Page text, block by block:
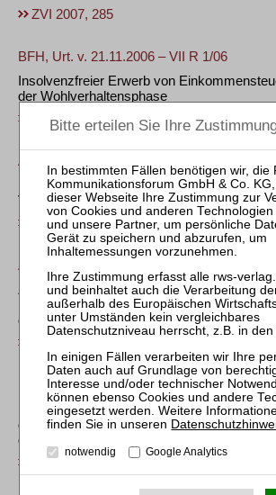
ZVI 2007, 285
BFH, Urt. v. 21.11.2006 – VII R 1/06
Insolvenzfreier Erwerb von
der Wohlverhaltensphase
ZVI 2007, 137
AG Leipzig, Beschl. v. 16.02.2007 – 92 IN
Keine grob fahrlässige Nichtaufführung
Vermögensverzeichnis bei mehr als fünf
ZVI 2007, 143
AG Hamburg, Beschl. v. 12.09.2006 – 67g
Zulässigkeit von Feststellungsbescheiden
nach isoliertem Widerspruch des
deliktischen Schuldgrund
BGH, Urt. v. 14.12.2006 – IX ZR 102/03 +
Insolvenzfestigkeit des
der vom Pfandrecht erfassten Gegenstände
der Krise
ZVI 2007, 72
notwendig Google Analytics